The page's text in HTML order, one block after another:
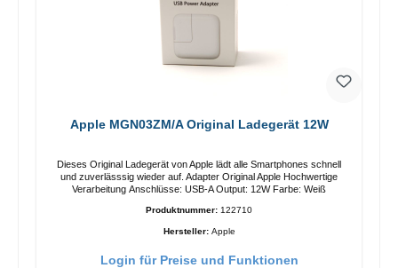
Apple MGN03ZM/A Original Ladegerät 12W
Dieses Original Ladegerät von Apple lädt alle Smartphones schnell
und zuverlässsig wieder auf. Adapter Original Apple Hochwertige
Verarbeitung Anschlüsse: USB-A Output: 12W Farbe: Weiß
Produktnummer: 122710
Hersteller: Apple
Login für Preise und Funktionen